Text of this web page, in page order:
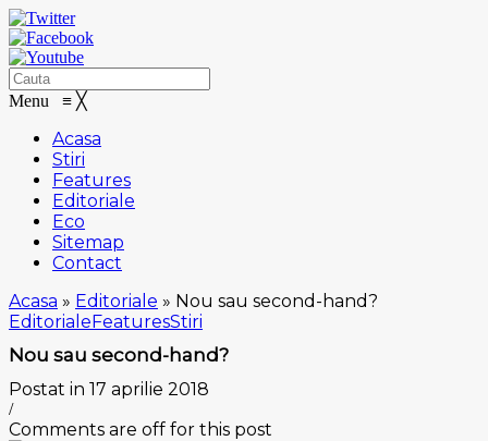
Menu ≡ ╳
Acasa
Stiri
Features
Editoriale
Eco
Sitemap
Contact
Acasa » Editoriale » Nou sau second-hand?
EditorialeFeaturesStiri
Nou sau second-hand?
Postat in 17 aprilie 2018
/
Comments are off for this post